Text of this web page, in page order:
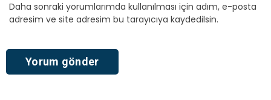
Daha sonraki yorumlarımda kullanılması için adım, e-posta
adresim ve site adresim bu tarayıcıya kaydedilsin.